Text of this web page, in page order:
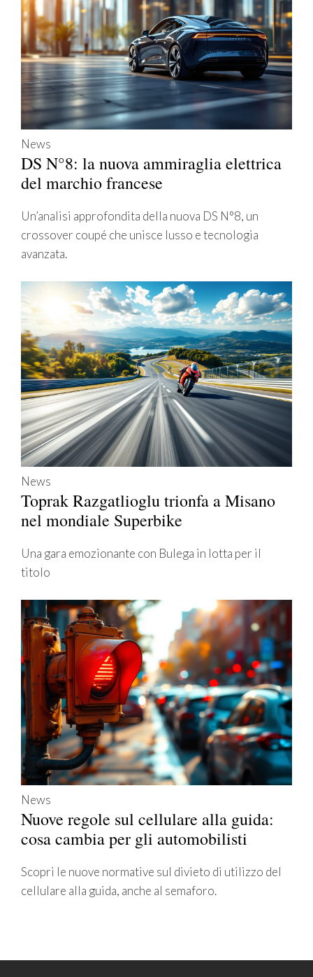
News
DS N°8: la nuova ammiraglia elettrica
del marchio francese
Un’analisi approfondita della nuova DS N°8, un
crossover coupé che unisce lusso e tecnologia
avanzata.
News
Toprak Razgatlioglu trionfa a Misano
nel mondiale Superbike
Una gara emozionante con Bulega in lotta per il
titolo
News
Nuove regole sul cellulare alla guida:
cosa cambia per gli automobilisti
Scopri le nuove normative sul divieto di utilizzo del
cellulare alla guida, anche al semaforo.